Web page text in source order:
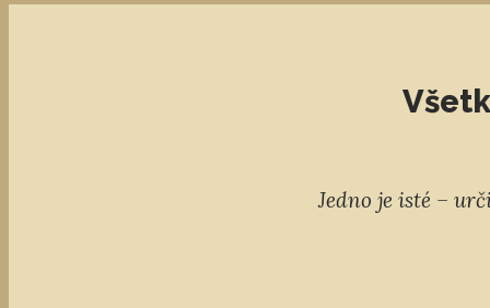
Jedno je isté –